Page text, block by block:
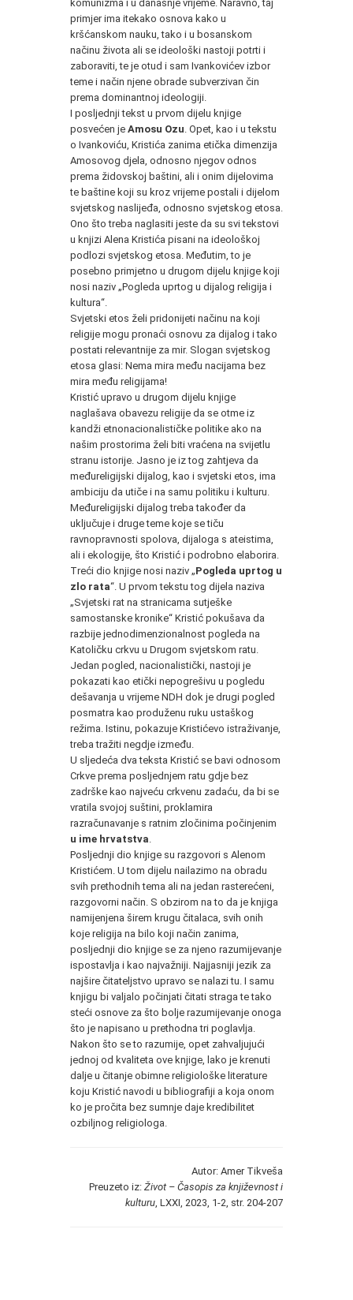
komunizma i u današnje vrijeme. Naravno, taj
primjer ima itekako osnova kako u
kršćanskom nauku, tako i u bosanskom
načinu života ali se ideološki nastoji potrti i
zaboraviti, te je otud i sam Ivankovićev izbor
teme i način njene obrade subverzivan čin
prema dominantnoj ideologiji.
I posljednji tekst u prvom dijelu knjige
posvećen je Amosu Ozu . Opet, kao i u tekstu
o Ivankoviću, Kristića zanima etička dimenzija
Amosovog djela, odnosno njegov odnos
prema židovskoj baštini, ali i onim dijelovima
te baštine koji su kroz vrijeme postali i dijelom
svjetskog naslijeđa, odnosno svjetskog etosa.
Ono što treba naglasiti jeste da su svi tekstovi
u knjizi Alena Kristića pisani na ideološkoj
podlozi svjetskog etosa. Međutim, to je
posebno primjetno u drugom dijelu knjige koji
nosi naziv „Pogleda uprtog u dijalog religija i
kultura“.
Svjetski etos želi pridonijeti načinu na koji
religije mogu pronaći osnovu za dijalog i tako
postati relevantnije za mir. Slogan svjetskog
etosa glasi: Nema mira među nacijama bez
mira među religijama!
Kristić upravo u drugom dijelu knjige
naglašava obavezu religije da se otme iz
kandži etnonacionalističke politike ako na
našim prostorima želi biti vraćena na svijetlu
stranu istorije. Jasno je iz tog zahtjeva da
međureligijski dijalog, kao i svjetski etos, ima
ambiciju da utiče i na samu politiku i kulturu.
Međureligijski dijalog treba također da
uključuje i druge teme koje se tiču
ravnopravnosti spolova, dijaloga s ateistima,
ali i ekologije, što Kristić i podrobno elaborira.
Treći dio knjige nosi naziv „Pogleda uprtog u
zlo rata“. U prvom tekstu tog dijela naziva
„Svjetski rat na stranicama sutješke
samostanske kronike“ Kristić pokušava da
razbije jednodimenzionalnost pogleda na
Katoličku crkvu u Drugom svjetskom ratu.
Jedan pogled, nacionalistički, nastoji je
pokazati kao etički nepogrešivu u pogledu
dešavanja u vrijeme NDH dok je drugi pogled
posmatra kao produženu ruku ustaškog
režima. Istinu, pokazuje Kristićevo istraživanje,
treba tražiti negdje između.
U sljedeća dva teksta Kristić se bavi odnosom
Crkve prema posljednjem ratu gdje bez
zadrške kao najveću crkvenu zadaću, da bi se
vratila svojoj suštini, proklamira
razračunavanje s ratnim zločinima počinjenim
u ime hrvatstva
Posljednji dio knjige su razgovori s Alenom
Kristićem. U tom dijelu nailazimo na obradu
svih prethodnih tema ali na jedan rasterećeni,
razgovorni način. S obzirom na to da je knjiga
namijenjena širem krugu čitalaca, svih onih
koje religija na bilo koji način zanima,
posljednji dio knjige se za njeno razumijevanje
ispostavlja i kao najvažniji. Najjasniji jezik za
najšire čitateljstvo upravo se nalazi tu. I samu
knjigu bi valjalo počinjati čitati straga te tako
steći osnove za što bolje razumijevanje onoga
što je napisano u prethodna tri poglavlja.
Nakon što se to razumije, opet zahvaljujući
jednoj od kvaliteta ove knjige, lako je krenuti
dalje u čitanje obimne religiološke literature
koju Kristić navodi u bibliografiji a koja onom
ko je pročita bez sumnje daje kredibilitet
ozbiljnog religiologa.
Autor: Amer Tikveša
Preuzeto iz: Život – Časopis za književnost i
kulturu , LXXI, 2023, 1-2, str. 204-207